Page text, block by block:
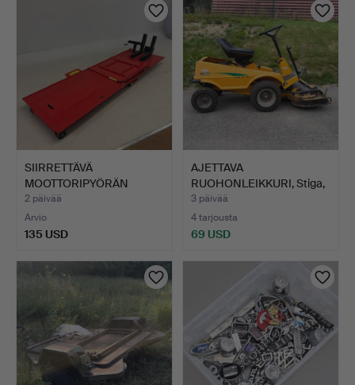
esine
SIIRRETTÄVÄ
MOOTTORIPYÖRÄN
TYÖPÖYTÄ.
2 päivää
Arvio
135 USD
AJETTAVA
RUOHONLEIKKURI, Stiga,
Villa.
3 päivää
4 tarjousta
69 USD